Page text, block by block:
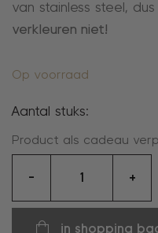
van stainless steel, dus
verkleuren niet!
Op voorraad
Aantal stuks:
Product als cadeau
-
aantal
+
in shopping